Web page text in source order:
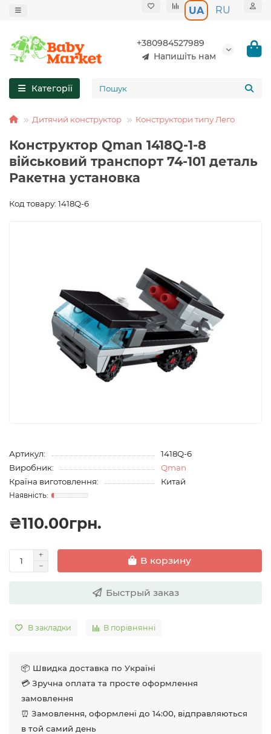
UA RU
+380984527989
Напишіть нам
Категорії
Дитячий конструктор Конструктори типу Лего
Конструктор Qman 1418Q-1-8
військовий транспорт 74-101 деталь
Ракетна установка
Код товару: 1418Q-6
Артикул:
1418Q-6
Виробник:
Qman
Країна виготовлення:
Китай
₴110.00грн.
В корзину
Быстрый заказ
В закладки В порівнянні
📦 Швидка доставка по Україні
💳 Зручна оплата та просте оформлення
замовлення
⏰ Замовлення, оформлені до 14:00, відправляються
в той самий день